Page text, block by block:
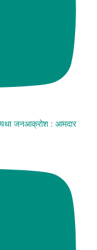
जनआक्रोश : आमदार